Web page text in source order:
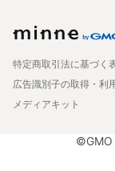
特定商取引法に基づく
広告識別子の取得・利
メディアキット
©GMO